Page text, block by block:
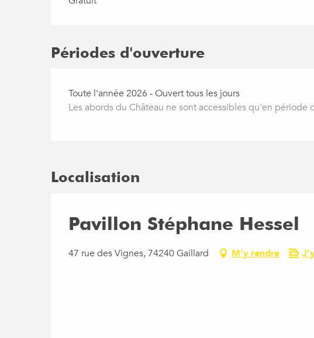
Périodes d'ouverture
Toute l'année 2026 - Ouvert tous les jours
Les abords du Château ne sont accessibles qu'en période
Localisation
Pavillon Stéphane Hessel
47 rue des Vignes, 74240 Gaillard M'y rendre